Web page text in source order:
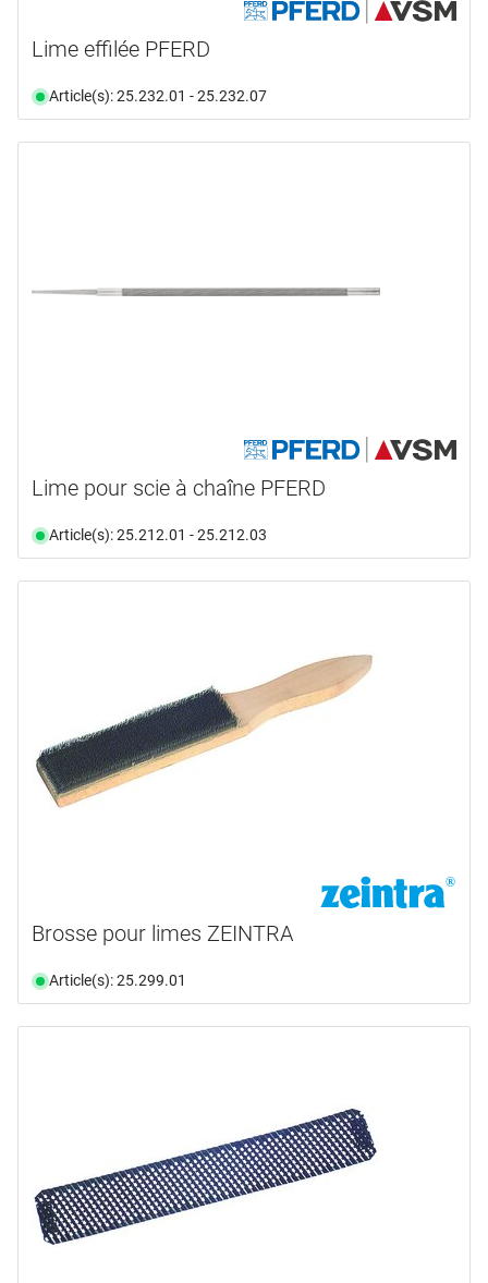
Lime effilée PFERD
Article(s): 25.232.01 - 25.232.07
Lime pour scie à chaîne PFERD
Article(s): 25.212.01 - 25.212.03
Brosse pour limes ZEINTRA
Article(s): 25.299.01